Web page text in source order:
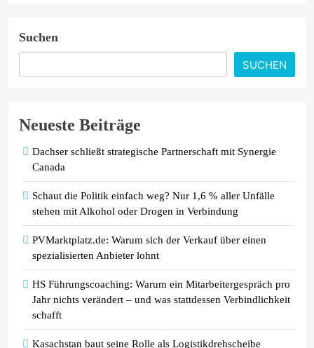
für einen aktiven und ausgewogenen
Alltag
AKKO feiert 10-jähriges Jubiläum
Präsentation auf der IFA 2026
Suchen
SUCHEN
Neueste Beiträge
Dachser schließt strategische Partnerschaft mit Synergie
Canada
Schaut die Politik einfach weg? Nur 1,6 % aller Unfälle
stehen mit Alkohol oder Drogen in Verbindung
PVMarktplatz.de: Warum sich der Verkauf über einen
spezialisierten Anbieter lohnt
HS Führungscoaching: Warum ein Mitarbeitergespräch pro
Jahr nichts verändert – und was stattdessen Verbindlichkeit
schafft
Kasachstan baut seine Rolle als Logistikdrehscheibe